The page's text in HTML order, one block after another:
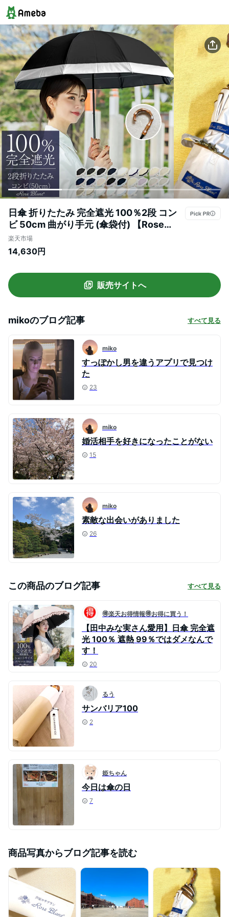
日傘 折りたたみ 完全遮光 100％2段 コン
ビ 50cm 曲がり手元 (傘袋付) 【Rose
Blanc】晴雨兼用 折り畳み uvカット 軽量
遮熱 涼感 傘 レディース
楽天市場
14,630円
販売サイトへ
mikoのブログ記事 すべて見る
miko
すっぽかし男を違うアプリで見つけ
た
23
miko
婚活相手を好きになったことがない
15
miko
素敵な出会いがありました
26
この商品のブログ記事 すべて見る
🉐楽天お得情報🉐お得に買う！
【田中みな実さん愛用】日傘 完全遮
光 100％ 遮熱 99％ではダメなんで
す！
20
るう
サンバリア100
2
姫ちゃん
今日は傘の日
7
商品写真からブログ記事を読む